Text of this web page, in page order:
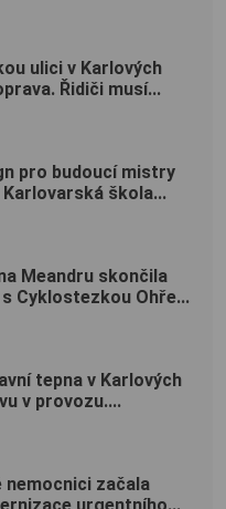
ulici v Karlových
Řidiči musí...
pro budoucí mistry
škola...
Meandru skončila
Cyklostezkou Ohře...
tepna v Karlových
v provozu....
nemocnici začala